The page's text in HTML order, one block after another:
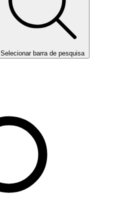
Selecionar barra de pesquisa